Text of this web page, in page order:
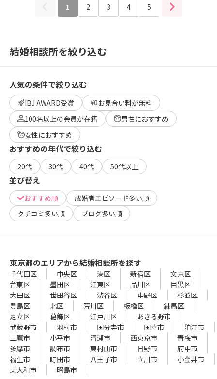
1 2 3 4 5
結婚相談所を絞り込む
人気の条件で絞り込む
IBJ AWARD受賞
お見合い料が無料
100名以上の会員が在籍
男性におすすめ
女性におすすめ
おすすめの年代で絞り込む
20代 30代 40代 50代以上
並び替え
おすすめ順
成婚者エピソード多い順
クチコミ多い順
ブログ多い順
東京都のエリアから結婚相談所を探す
千代田区 中央区 港区 新宿区
文京区
台東区
墨田区 江東区 品川区
目黒区
大田区
世田谷区 渋谷区 中野区
杉並区
豊島区
北区 荒川区 板橋区
練馬区
足立区
葛飾区 江戸川区
あきる野市
武蔵野市
羽村市 国分寺市 国立市
狛江市
三鷹市
小平市 清瀬市 西東京市
青梅市
多摩市
調布市 東村山市 日野市
府中市
福生市
町田市 八王子市 立川市
小金井市
東大和市
昭島市